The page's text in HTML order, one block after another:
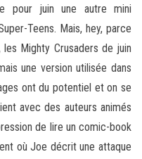
pour juin une autre mini
Teens. Mais, hey, parce
Mighty Crusaders de juin
une version utilisée dans
ont du potentiel et on se
avec des auteurs animés
de lire un comic-book
où Joe décrit une attaque